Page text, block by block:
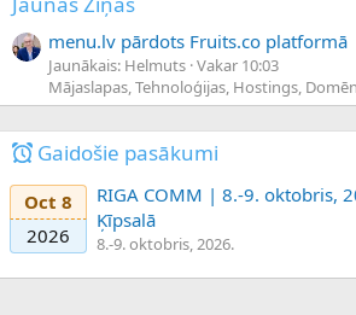
menu.lv pārdots Fruits.co platformā
Jaunākais: Helmuts Vakar 10:03
Mājaslapas, Tehnoloģijas, Hostings,
Gaidošie pasākumi
Oct 8
2026
RIGA COMM | 8.-9. oktobris,
Ķīpsalā
8.-9. oktobris, 2026.